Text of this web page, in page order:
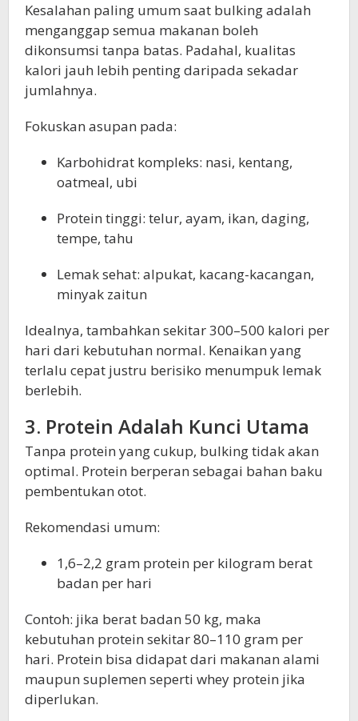
Kesalahan paling umum saat bulking adalah
menganggap semua makanan boleh
dikonsumsi tanpa batas. Padahal, kualitas
kalori jauh lebih penting daripada sekadar
jumlahnya.
Fokuskan asupan pada:
Karbohidrat kompleks: nasi, kentang,
oatmeal, ubi
Protein tinggi: telur, ayam, ikan, daging,
tempe, tahu
Lemak sehat: alpukat, kacang-kacangan,
minyak zaitun
Idealnya, tambahkan sekitar 300–500 kalori per
hari dari kebutuhan normal. Kenaikan yang
terlalu cepat justru berisiko menumpuk lemak
berlebih.
3. Protein Adalah Kunci Utama
Tanpa protein yang cukup, bulking tidak akan
optimal. Protein berperan sebagai bahan baku
pembentukan otot.
Rekomendasi umum:
1,6–2,2 gram protein per kilogram berat
badan per hari
Contoh: jika berat badan 50 kg, maka
kebutuhan protein sekitar 80–110 gram per
hari. Protein bisa didapat dari makanan alami
maupun suplemen seperti whey protein jika
diperlukan.